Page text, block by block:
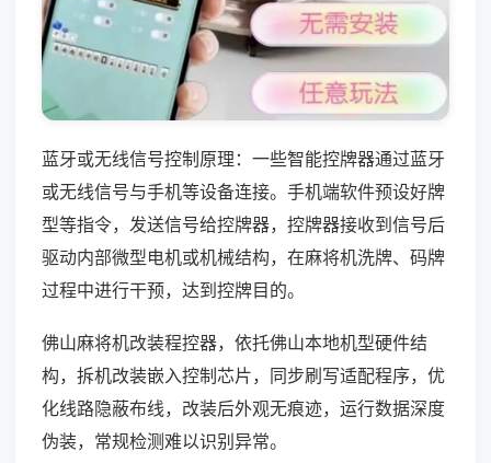
蓝牙或无线信号控制原理：一些智能控牌器通过蓝牙
或无线信号与手机等设备连接。手机端软件预设好牌
型等指令，发送信号给控牌器，控牌器接收到信号后
驱动内部微型电机或机械结构，在麻将机洗牌、码牌
过程中进行干预，达到控牌目的。
佛山麻将机改装程控器，依托佛山本地机型硬件结
构，拆机改装嵌入控制芯片，同步刷写适配程序，优
化线路隐蔽布线，改装后外观无痕迹，运行数据深度
伪装，常规检测难以识别异常。